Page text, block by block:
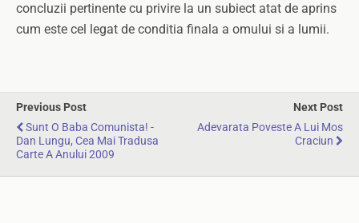
concluzii pertinente cu privire la un subiect atat de aprins
cum este cel legat de conditia finala a omului si a lumii.
Previous Post
Sunt O Baba Comunista! -
Dan Lungu, Cea Mai Tradusa
Carte A Anului 2009
Next Post
Adevarata Poveste A Lui Mos
Craciun